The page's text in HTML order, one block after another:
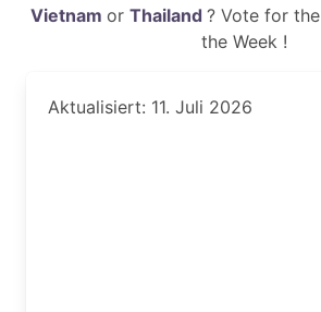
Vietnam or Thailand ? Vote for the
the Week !
Aktualisiert: 11. Juli 2026